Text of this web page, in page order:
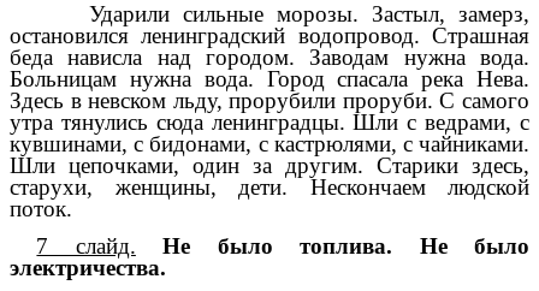
Ударили сильные морозы. Застыл, замерз,
остановился ленинградский водопровод. Страшная
беда нависла над городом. Заводам нужна вода.
Больницам нужна вода. Город спасала река Нева.
Здесь в невском льду, прорубили проруби. С самого
утра тянулись сюда ленинградцы. Шли с ведрами, с
кувшинами, с бидонами, с кастрюлями, с чайниками.
Шли цепочками, один за другим. Старики здесь,
старухи, женщины, дети. Нескончаем людской
поток.
7 слайд. Не было топлива. Не было
электричества.